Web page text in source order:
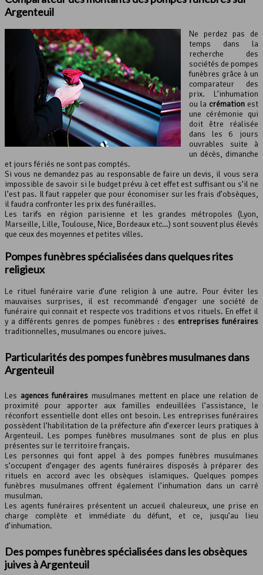
Argenteuil
Ne perdez pas de
temps dans la
recherche des
sociétés de pompes
funèbres grâce à un
comparateur des
prix. L’inhumation
ou la crémation est
une cérémonie qui
doit être réalisée
dans les 6 jours
ouvrables suite à
un décès, dimanche
et jours fériés ne sont pas comptés.
Si vous ne demandez pas au responsable de faire un devis, il vous sera
impossible de savoir si le budget prévu à cet effet est suffisant ou s’il ne
l’est pas. Il faut rappeler que pour économiser sur les frais d’obsèques,
il faudra confronter les prix des funérailles.
Les tarifs en région parisienne et les grandes métropoles (Lyon,
Marseille, Lille, Toulouse, Nice, Bordeaux etc…) sont souvent plus élevés
que ceux des moyennes et petites villes.
Pompes funèbres spécialisées dans quelques rites
religieux
Le rituel funéraire varie d’une religion à une autre. Pour éviter les
mauvaises surprises, il est recommandé d’engager une société de
funéraire qui connait et respecte vos traditions et vos rituels. En effet il
y a différents genres de pompes funèbres : des entreprises funéraires
traditionnelles, musulmanes ou encore juives.
Particularités des pompes funèbres musulmanes dans
Argenteuil
Les agences funéraires musulmanes mettent en place une relation de
proximité pour apporter aux familles endeuillées l’assistance, le
réconfort essentielle dont elles ont besoin. Les entreprises funéraires
possèdent l’habilitation de la préfecture afin d’exercer leurs pratiques à
Argenteuil. Les pompes funèbres musulmanes sont de plus en plus
présentes sur le territoire français.
Les personnes qui font appel à des pompes funèbres musulmanes
s’occupent d’engager des agents funéraires disposés à préparer des
rituels en accord avec les obsèques islamiques. Quelques pompes
funèbres musulmanes offrent également l’inhumation dans un carré
musulman.
Les agents funéraires présentent un accueil chaleureux, une prise en
charge complète et immédiate du défunt, et ce, jusqu’au lieu
d’inhumation.
Des pompes funèbres spécialisées dans les obsèques
juives à Argenteuil